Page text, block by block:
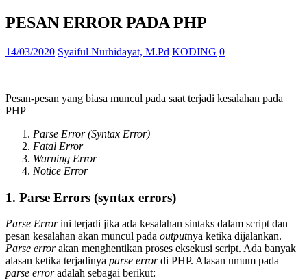
PESAN ERROR PADA PHP
14/03/2020 Syaiful Nurhidayat, M.Pd KODING 0
Pesan-pesan yang biasa muncul pada saat terjadi kesalahan pada
PHP
Parse Error (Syntax Error)
Fatal Error
Warning Error
Notice Error
1. Parse Errors (syntax errors)
Parse Errorini terjadi jika ada kesalahan sintaks dalam script dan
pesan kesalahan akan muncul pada outputnya ketika dijalankan.
Parse errorakan menghentikan proses eksekusi script. Ada banyak
alasan ketika terjadinya parse errordi PHP. Alasan umum pada
parse erroradalah sebagai berikut: